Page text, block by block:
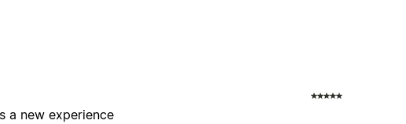
a new experience